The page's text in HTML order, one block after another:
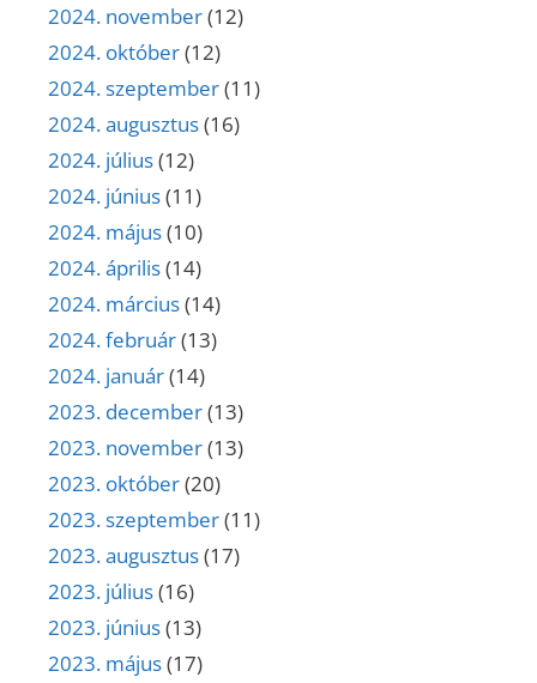
2024. november(12)
2024. október(12)
2024. szeptember(11)
2024. augusztus(16)
2024. július(12)
2024. június(11)
2024. május(10)
2024. április(14)
2024. március(14)
2024. február(13)
2024. január(14)
2023. december(13)
2023. november(13)
2023. október(20)
2023. szeptember(11)
2023. augusztus(17)
2023. július(16)
2023. június(13)
2023. május(17)